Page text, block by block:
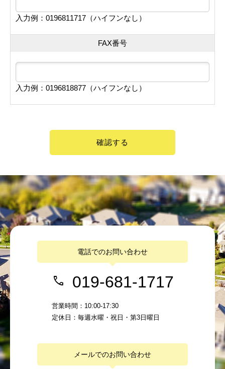
入力例：0196811717（ハイフンなし）
FAX番号
入力例：0196818877（ハイフンなし）
確認する
電話でのお問い合わせ
019-681-1717
営業時間：10:00-17:30
定休日：毎週水曜・祝日・第3日曜日
メールでのお問い合わせ